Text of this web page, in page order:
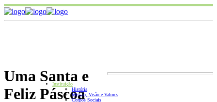
.
Instituição
História
Missão, Visão e Valores
Corpos Sociais
Uma Santa e
Feliz Páscoa